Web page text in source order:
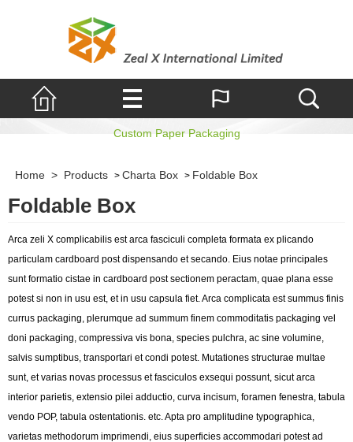
Foldable Box
Custom Paper Packaging
Home > Products > Charta Box > Foldable Box
Foldable Box
Arca zeli X complicabilis est arca fasciculi completa formata ex plicando
particulam cardboard post dispensando et secando. Eius notae principales
sunt formatio cistae in cardboard post sectionem peractam, quae plana esse
potest si non in usu est, et in usu capsula fiet. Arca complicata est summus finis
currus packaging, plerumque ad summum finem commoditatis packaging vel
doni packaging, compressiva vis bona, species pulchra, ac sine volumine,
salvis sumptibus, transportari et condi potest. Mutationes structurae multae
sunt, et varias novas processus et fasciculos exsequi possunt, sicut arca
interior parietis, extensio pilei adductio, curva incisum, foramen fenestra, tabula
vendo POP, tabula ostentationis. etc. Apta pro amplitudine typographica,
varietas methodorum imprimendi, eius superficies accommodari potest ad